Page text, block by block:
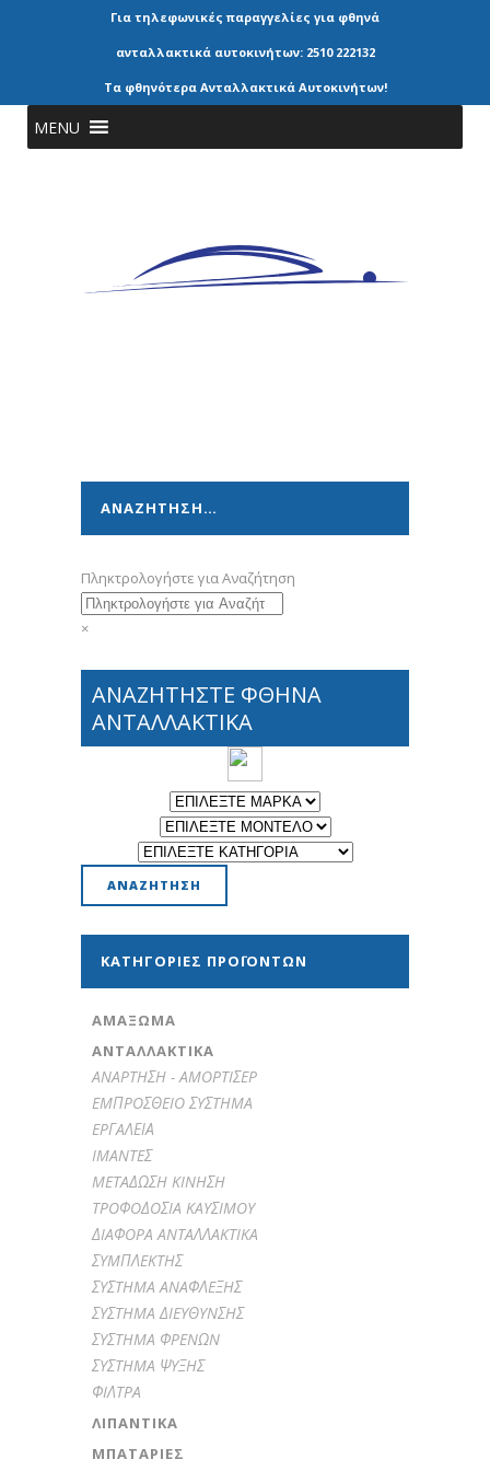
Για τηλεφωνικές παραγγελίες για φθηνά
ανταλλακτικά αυτοκινήτων: 2510 222132
Τα φθηνότερα Ανταλλακτικά Αυτοκινήτων!
MENU
ΑΝΑΖΗΤΗΣΗ…
Πληκτρολογήστε για Αναζήτηση
×
ΑΝΑΖΗΤΗΣΤΕ ΦΘΗΝΑ
ΑΝΤΑΛΛΑΚΤΙΚΑ
ΚΑΤΗΓΟΡΊΕΣ ΠΡΟΪΌΝΤΩΝ
ΑΜΆΞΩΜΑ
ΑΝΤΑΛΛΑΚΤΙΚΑ
ANAPTHΣH - AMOPTIΣEP
EMΠPOΣΘEIO ΣYΣTHMA
EPΓAΛΕΙΑ
IMANTEΣ
METAΔΩΣH KINHΣH
TPOΦOΔOΣIA KAYΣIMOY
ΔIAΦOPA ANTAΛΛAKTIKA
ΣYMΠΛEKTHΣ
ΣYΣTHMA ANAΦΛEΞHΣ
ΣYΣTHMA ΔIEYΘYNΣHΣ
ΣYΣTHMA ΦPENΩN
ΣYΣTHMA ΨYΞHΣ
ΦIΛTPA
ΛΙΠΑΝΤΙΚΆ
ΜΠΑΤΑΡΊΕΣ